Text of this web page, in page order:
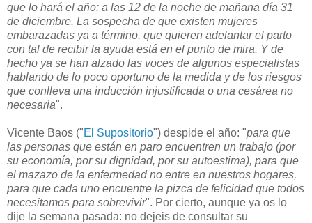
que lo hará el año: a las 12 de la noche de mañana día 31
de diciembre. La sospecha de que existen mujeres
embarazadas ya a término, que quieren adelantar el parto
con tal de recibir la ayuda está en el punto de mira. Y de
hecho ya se han alzado las voces de algunos especialistas
hablando de lo poco oportuno de la medida y de los riesgos
que conlleva una inducción injustificada o una cesárea no
necesaria".
Vicente Baos ("El Supositorio") despide el año: "para que
las personas que están en paro encuentren un trabajo (por
su economía, por su dignidad, por su autoestima), para que
el mazazo de la enfermedad no entre en nuestros hogares,
para que cada uno encuentre la pizca de felicidad que todos
necesitamos para sobrevivir". Por cierto, aunque ya os lo
dije la semana pasada: no dejeis de consultar su